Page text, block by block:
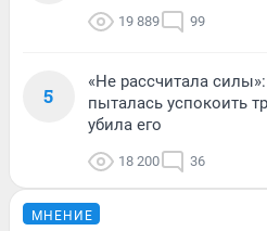
19 889 99
5
«Не рассчитала
пыталась успокоить
убила его
18 200 36
МНЕНИЕ